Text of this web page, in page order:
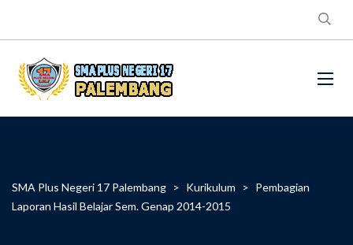
SMA Plus Negeri 17 Palembang > Kurikulum > Pembagian
Laporan Hasil Belajar Sem. Genap 2014-2015